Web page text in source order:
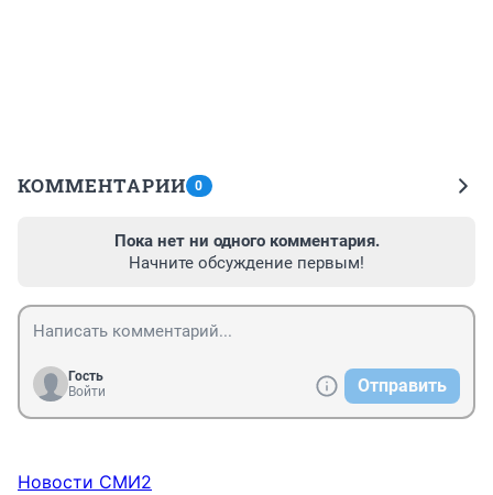
КОММЕНТАРИИ 0
Пока нет ни одного комментария.
Начните обсуждение первым!
Гость
Войти
Отправить
Новости СМИ2